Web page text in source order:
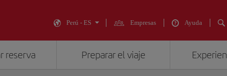
Perú - ES Empresas Ayuda
reserva Preparar el viaje